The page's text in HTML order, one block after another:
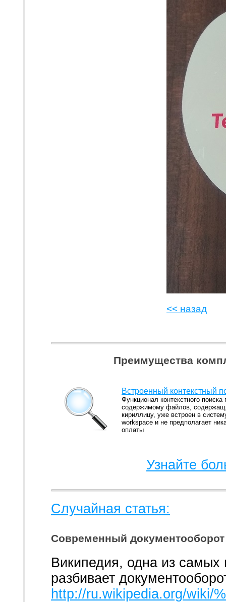
<< назад
Преимущества
Встроенный контекстный
Функционал контекстного поиска
содержимому файлов,
кириллицу, уже встроен в
workspace и не предполагает
оплаты
Узнайте
Случайная статья:
Современный
Википедия, одна из самых
разбивает
http://ru.wikipedia.org/wiki/